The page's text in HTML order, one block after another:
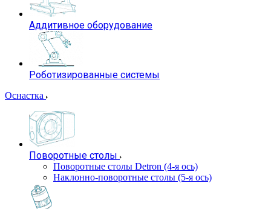
Аддитивное оборудование
Роботизированные системы
Оснастка
Поворотные столы
Поворотные столы Detron (4-я ось)
Наклонно-поворотные столы (5-я ось)